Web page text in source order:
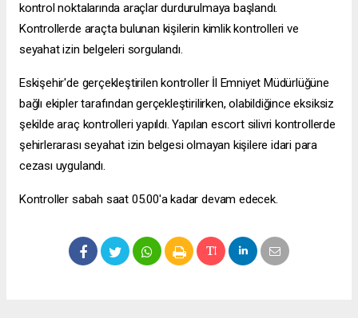
kontrol noktalarında araçlar durdurulmaya başlandı.
Kontrollerde araçta bulunan kişilerin kimlik kontrolleri ve
seyahat izin belgeleri sorgulandı.
Eskişehir'de gerçekleştirilen kontroller İl Emniyet Müdürlüğüne
bağlı ekipler tarafından gerçekleştirilirken, olabildiğince eksiksiz
şekilde araç kontrolleri yapıldı. Yapılan escort silivri kontrollerde
şehirlerarası seyahat izin belgesi olmayan kişilere idari para
cezası uygulandı.
Kontroller sabah saat 05.00'a kadar devam edecek.